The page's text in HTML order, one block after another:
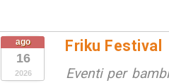
ago
16
2026
Friku Festival
Eventi per